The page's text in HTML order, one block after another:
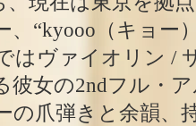
、“kyooo（キョー
はヴァイオリン /
彼女の2ndフル・
の爪弾きと余韻、